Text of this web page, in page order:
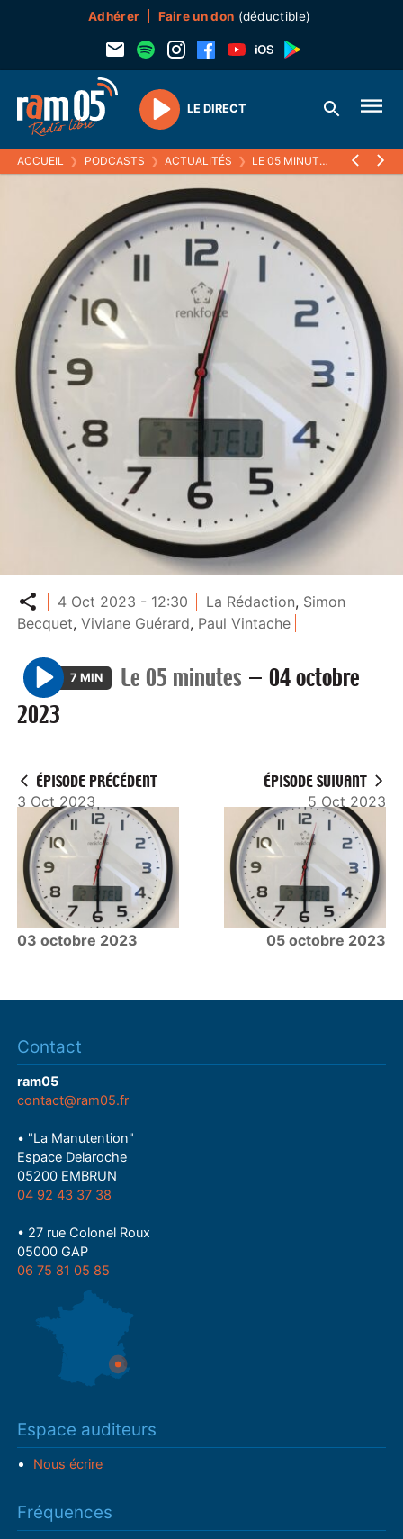
Adhérer Faire un don (déductible)
Play
LE DIRECT
ACCUEIL ❯ PODCASTS ❯ ACTUALITÉS ❯ LE 05 MINUTES 04
Partager
4 Oct 2023 - 12:30 La Rédaction, Simon
Becquet,Viviane Guérard, Paul Vintache
P
l
7 MIN Le 05 minutes — 04 octobre
2023
ÉPISODE PRÉCÉDENT
3 Oct 2023
03 octobre 2023
ÉPISODE SUIVANT
5 Oct 2023
05 octobre 2023
Contact
ram05
contact@ram05.fr
• "La Manutention"
Espace Delaroche
05200 EMBRUN
04 92 43 37 38
• 27 rue Colonel Roux
05000 GAP
06 75 81 05 85
Espace auditeurs
Nous écrire
Fréquences